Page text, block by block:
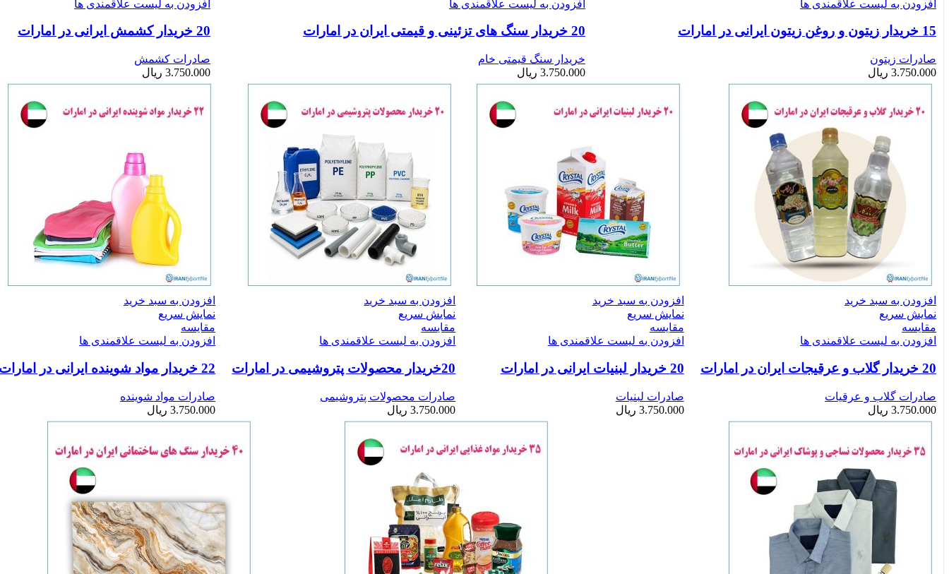
افزودن به لیست علاقمندی ها
15 خریدار زیتون و روغن زیتون ایرانی در امارات
صادرات زیتون
3.750.000 ریال
افزودن به لیست علاقمندی ها
20 خریدار سنگ های تزئینی و قیمتی ایران در امارات
خریدار سنگ قیمتی خام
3.750.000 ریال
افزودن به لیست علاقمندی ها
20 خریدار کشمش ایرانی در امارات
صادرات کشمش
3.750.000 ریال
افزودن به سبد خرید
نمایش سریع
مقایسه
افزودن به لیست علاقمندی ها
20 خریدار گلاب و عرقیجات ایران در امارات
صادرات گلاب و عرقیات
3.750.000 ریال
افزودن به سبد خرید
نمایش سریع
مقایسه
افزودن به لیست علاقمندی ها
20 خریدار لبنیات ایرانی در امارات
صادرات لبنیات
3.750.000 ریال
افزودن به سبد خرید
نمایش سریع
مقایسه
افزودن به لیست علاقمندی ها
20خریدار محصولات پتروشیمی در امارات
صادرات محصولات پتروشیمی
3.750.000 ریال
افزودن به سبد خرید
نمایش سریع
مقایسه
افزودن به لیست علاقمندی ها
22 خریدار مواد شوینده ایرانی در امارات
صادرات مواد شوینده
3.750.000 ریال